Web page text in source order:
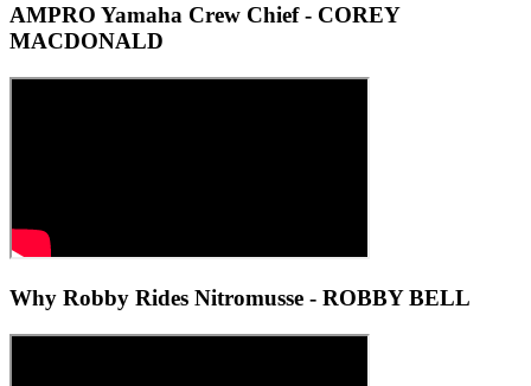
AMPRO Yamaha Crew Chief - COREY
MACDONALD
Why Robby Rides Nitromusse - ROBBY BELL